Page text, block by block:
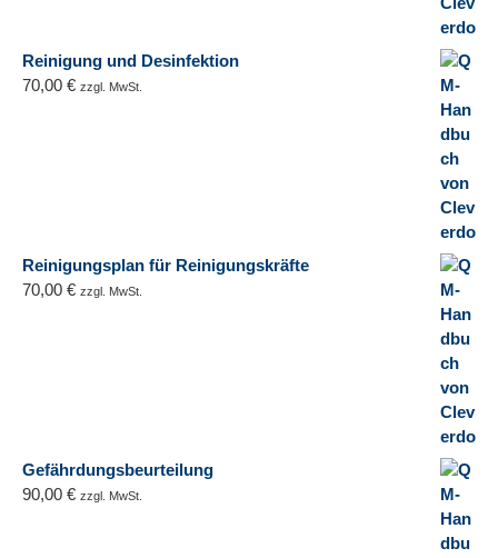
Reinigung und Desinfektion
70,00 € zzgl. MwSt.
Reinigungsplan für Reinigungskräfte
70,00 € zzgl. MwSt.
Gefährdungsbeurteilung
90,00 € zzgl. MwSt.